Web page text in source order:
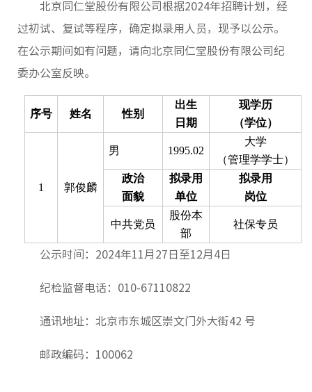
大品种
防伪查
公司动
北京同仁堂股份有限公司根据2024年招聘计划，经
过初试、复试等程序，确定拟录用人员，现予以公示。
在公示期间如有问题，请向北京同仁堂股份有限公司纪
委办公室反映。
序号 姓名 性别
出生
日期
现学历
（学位）
1 郭俊麟
男 1995.02
大学
（管理学学士）
政治
面貌
拟录用
单位
拟录用
岗位
中共党员
股份本
部
社保专员
公示时间：2024年11月27日至12月4日
纪检监督电话：010-67110822
通讯地址：北京市东城区崇文门外大街42 号
邮政编码：100062